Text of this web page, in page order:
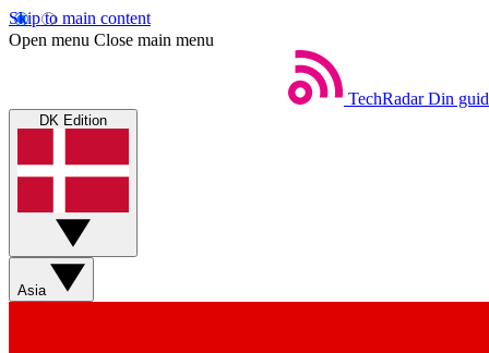
Skip to main content
Open menu Close main menu
TechRadar Din
DK Edition
Asia